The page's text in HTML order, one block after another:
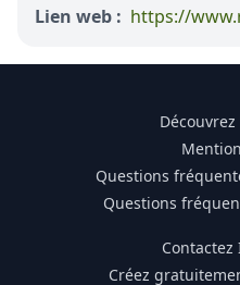
Lien web : https://
Questions
Questions
Contactez
Créez